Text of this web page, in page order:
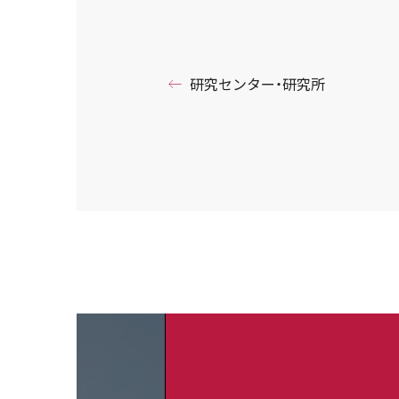
研究センター・研究所